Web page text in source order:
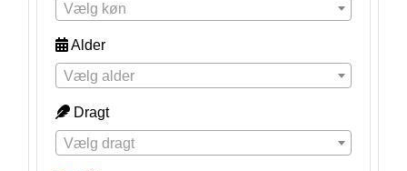
Vælg køn
Alder
Vælg alder
Dragt
Vælg dragt